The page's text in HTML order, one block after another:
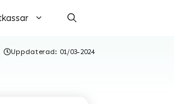
Uppdaterad: 01/03-2024